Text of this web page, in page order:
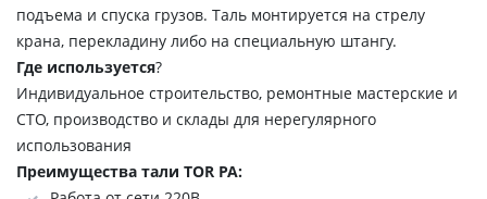
подъема и спуска грузов. Таль монтируется на стрелу
крана, перекладину либо на специальную штангу.
Где используется?
Индивидуальное строительство, ремонтные мастерские и
СТО, производство и склады для нерегулярного
использования
Преимущества тали TOR PA: